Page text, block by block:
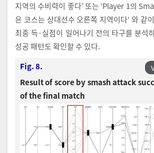
지역의 수비력이 좋다’ 또는 ‘Player 1의
은 코스는 상대선수 오른쪽 지역이다‘ 와 같
최종 득·실점이 일어나기 전의 타구를 분석
성공 패턴도 확인할 수 있다.
Fig. 8.
Result of score by smash attack
of the final match